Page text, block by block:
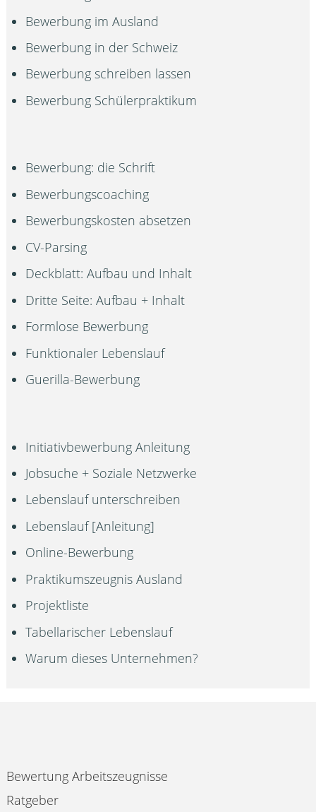
Bewerbung im Ausland
Bewerbung in der Schweiz
Bewerbung schreiben lassen
Bewerbung Schülerpraktikum
Bewerbung: die Schrift
Bewerbungscoaching
Bewerbungskosten absetzen
CV-Parsing
Deckblatt: Aufbau und Inhalt
Dritte Seite: Aufbau + Inhalt
Formlose Bewerbung
Funktionaler Lebenslauf
Guerilla-Bewerbung
Initiativbewerbung Anleitung
Jobsuche + Soziale Netzwerke
Lebenslauf unterschreiben
Lebenslauf [Anleitung]
Online-Bewerbung
Praktikumszeugnis Ausland
Projektliste
Tabellarischer Lebenslauf
Warum dieses Unternehmen?
Bewertung Arbeitszeugnisse
Ratgeber